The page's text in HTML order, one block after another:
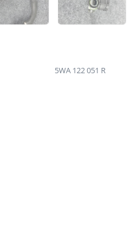
5WA 122 051 R